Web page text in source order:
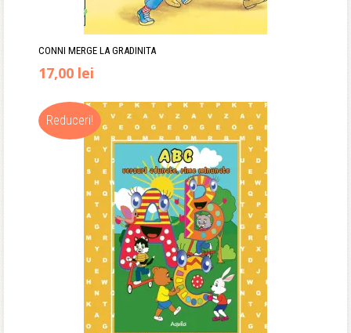
CONNI MERGE LA GRADINITA
17,00 lei
Reduceri!